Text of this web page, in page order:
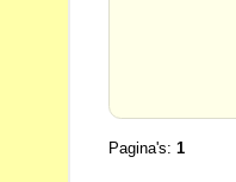
Pagina's:1